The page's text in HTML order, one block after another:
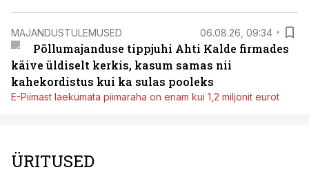
MAJANDUSTULEMUSED 06.08.26, 09:34
Põllumajanduse tippjuhi Ahti Kalde firmades
käive üldiselt kerkis, kasum samas nii
kahekordistus kui ka sulas pooleks
E-Piimast laekumata piimaraha on enam kui 1,2 miljonit eurot
ÜRITUSED